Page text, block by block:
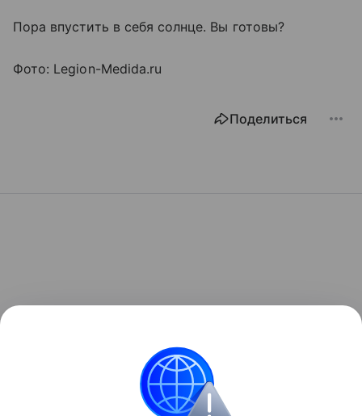
Пора впустить в себя солнце. Вы готовы?
Фото: Legion-Medida.ru
Поделиться